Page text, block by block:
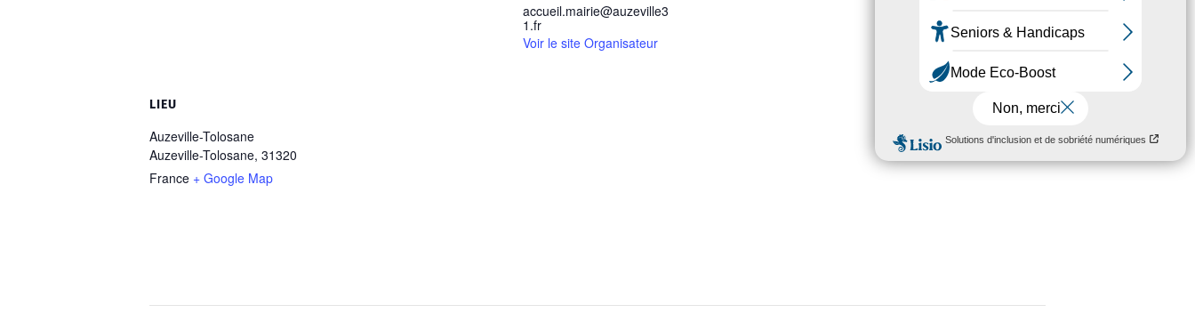
accueil.mairie@auzeville3
1.fr
Voir le site Organisateur
LIEU
Auzeville-Tolosane
Auzeville-Tolosane, 31320
France + Google Map